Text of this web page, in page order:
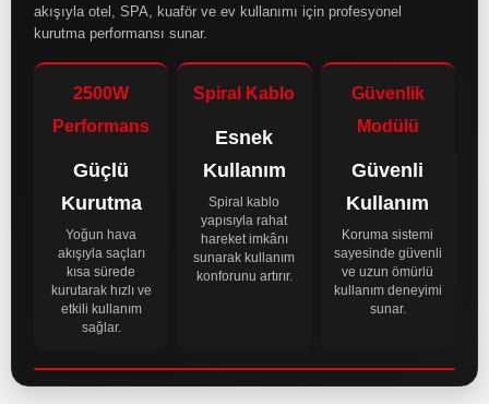
akışıyla otel, SPA, kuaför ve ev kullanımı için profesyonel
kurutma performansı sunar.
2500W
Performans
Güçlü
Kurutma
Yoğun hava
akışıyla saçları
kısa sürede
kurutarak hızlı ve
etkili kullanım
sağlar.
Spiral Kablo
Esnek
Kullanım
Spiral kablo
yapısıyla rahat
hareket imkânı
sunarak kullanım
konforunu artırır.
Güvenlik
Modülü
Güvenli
Kullanım
Koruma sistemi
sayesinde güvenli
ve uzun ömürlü
kullanım deneyimi
sunar.